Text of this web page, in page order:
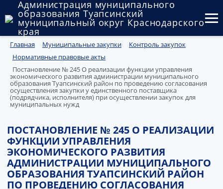
Администрация муниципального
образования Туапсинский
муниципальный округ Краснодарского
края
Округ
Администрация
Муниципальные закупки
Муниципальное имущество
Публичные слушания и общественные обсуждения
Документы
Главная Муниципальные закупки
Контроль закупок
Нормативные правовые акты
Постановление № 245 О реализации функции управления
экономического развития администрации муниципального
образования Туапсинский район по проведению согласования
осуществления закупки у единственного поставщика
(подрядчика, исполнителя) при осуществлении закупок для
муниципальных нужд
ПОСТАНОВЛЕНИЕ № 245 О РЕАЛИЗАЦИИ
ФУНКЦИИ УПРАВЛЕНИЯ
ЭКОНОМИЧЕСКОГО РАЗВИТИЯ
АДМИНИСТРАЦИИ МУНИЦИПАЛЬНОГО
ОБРАЗОВАНИЯ ТУАПСИНСКИЙ РАЙОН
ПО ПРОВЕДЕНИЮ СОГЛАСОВАНИЯ